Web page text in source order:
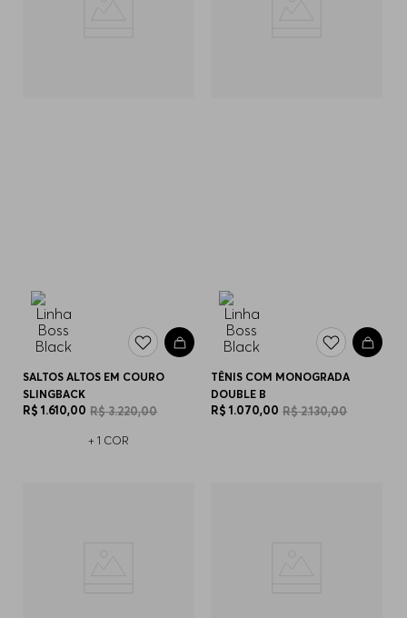
SALTOS ALTOS EM COURO
SLINGBACK
R$ 1.610,00 R$3.220,00
+ 1 COR
TÊNIS COM MONOGRADA
DOUBLE B
R$ 1.070,00 R$2.130,00